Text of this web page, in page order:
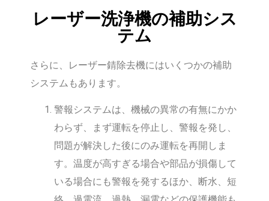
レーザー洗浄機の補助シス
テム
さらに、レーザー錆除去機にはいくつかの補助
システムもあります。
警報システムは、機械の異常の有無にかか
わらず、まず運転を停止し、警報を発し、
問題が解決した後にのみ運転を再開しま
す。温度が高すぎる場合や部品が損傷して
いる場合にも警報を発するほか、断水、短